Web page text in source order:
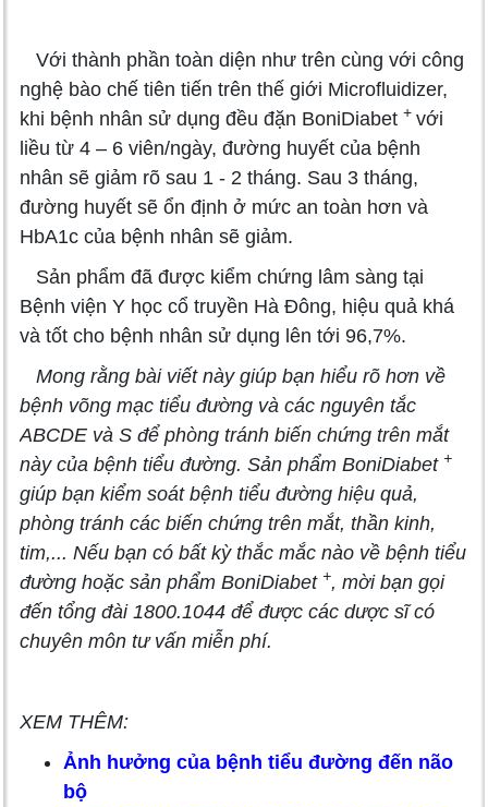
Với thành phần toàn diện như trên cùng với công
nghệ bào chế tiên tiến trên thế giới Microfluidizer,
khi bệnh nhân sử dụng đều đặn BoniDiabet + với
liều từ 4 – 6 viên/ngày, đường huyết của bệnh
nhân sẽ giảm rõ sau 1 - 2 tháng. Sau 3 tháng,
đường huyết sẽ ổn định ở mức an toàn hơn và
HbA1c của bệnh nhân sẽ giảm.
Sản phẩm đã được kiểm chứng lâm sàng tại
Bệnh viện Y học cổ truyền Hà Đông, hiệu quả khá
và tốt cho bệnh nhân sử dụng lên tới 96,7%.
Mong rằng bài viết này giúp bạn hiểu rõ hơn về
bệnh võng mạc tiểu đường và các nguyên tắc
ABCDE và S để phòng tránh biến chứng trên mắt
này của bệnh tiểu đường. Sản phẩm BoniDiabet +
giúp bạn kiểm soát bệnh tiểu đường hiệu quả,
phòng tránh các biến chứng trên mắt, thần kinh,
tim,... Nếu bạn có bất kỳ thắc mắc nào về bệnh tiểu
đường hoặc sản phẩm BoniDiabet +, mời bạn gọi
đến tổng đài 1800.1044 để được các dược sĩ có
chuyên môn tư vấn miễn phí.
XEM THÊM:
Ảnh hưởng của bệnh tiểu đường đến não
bộ